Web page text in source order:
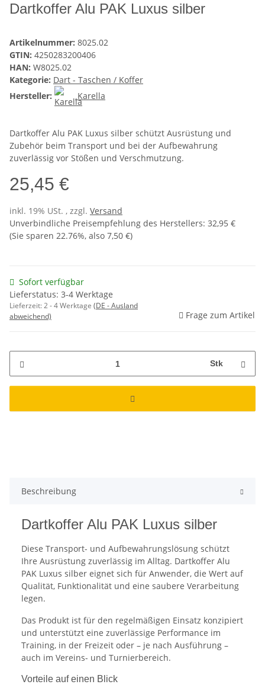
Dartkoffer Alu PAK Luxus silber
Artikelnummer: 8025.02
GTIN: 4250283200406
HAN: W8025.02
Kategorie: Dart - Taschen / Koffer
Hersteller:
Karella
Dartkoffer Alu PAK Luxus silber schützt Ausrüstung und
Zubehör beim Transport und bei der Aufbewahrung
zuverlässig vor Stößen und Verschmutzung.
25,45 €
inkl. 19% USt. , zzgl. Versand
Unverbindliche Preisempfehlung des Herstellers: 32,95 €
(Sie sparen 22.76%, also 7,50 €)
Sofort verfügbar
Lieferstatus: 3-4 Werktage
Lieferzeit:2 - 4 Werktage (DE - Ausland
abweichend)
Frage zum Artikel
Stk
Beschreibung
Dartkoffer Alu PAK Luxus silber
Diese Transport- und Aufbewahrungslösung schützt
Ihre Ausrüstung zuverlässig im Alltag. Dartkoffer Alu
PAK Luxus silber eignet sich für Anwender, die Wert auf
Qualität, Funktionalität und eine saubere Verarbeitung
legen.
Das Produkt ist für den regelmäßigen Einsatz konzipiert
und unterstützt eine zuverlässige Performance im
Training, in der Freizeit oder – je nach Ausführung –
auch im Vereins- und Turnierbereich.
Vorteile auf einen Blick